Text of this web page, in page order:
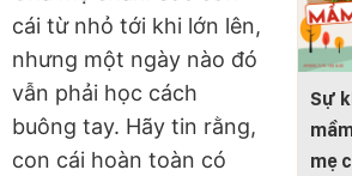
Sự
mẹ
cái từ nhỏ tới khi lớn lên,
nhưng một ngày nào đó
vẫn phải học cách
buông tay. Hãy tin rằng,
con cái hoàn toàn có